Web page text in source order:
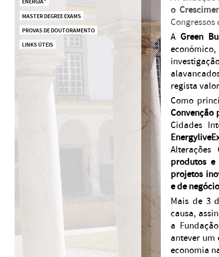
ENERGIA"
MASTER DEGREE EXAMS
PROVAS DE DOUTORAMENTO
LINKS ÚTEIS
o
A Green
regista
Como
Convenção
Cidades
produtos e
projetos
e de
Mais de 3
causa,
a
antever um
economia